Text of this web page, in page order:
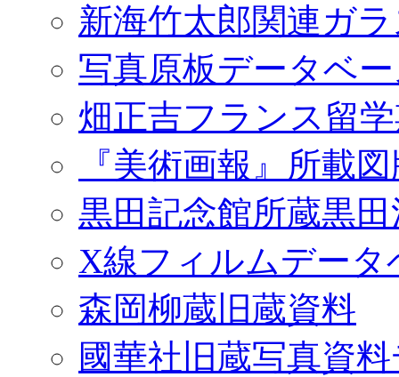
新海竹太郎関連ガ
写真原板データベ
畑正吉フランス留
『美術画報』所載
黒田記念館所蔵黒
X線フィルムデータ
森岡柳蔵旧蔵資料
國華社旧蔵写真資